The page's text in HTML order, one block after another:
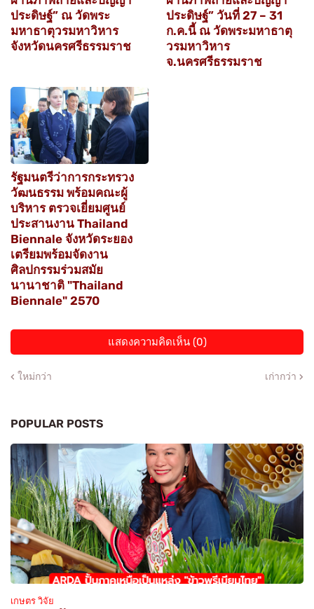
ประดิษฐ์” ณ วัดพระ
มหาธาตุวรมหาวิหาร
จังหวัดนครศรีธรรมราช
ประดิษฐ์” วันที่ 27 – 31
ก.ค.นี้ ณ วัดพระมหาธาตุ
วรมหาวิหาร
จ.นครศรีธรรมราช
รัฐมนตรีว่าการกระทรวง
วัฒนธรรม พร้อมคณะผู้
บริหาร ตรวจเยี่ยมศูนย์
ประสานงาน Thailand
Biennale จังหวัดระยอง
เตรียมพร้อมจัดงาน
ศิลปกรรมร่วมสมัย
นานาชาติ "Thailand
Biennale" 2570
แสดงความคิดเห็น (0)
ใหม่กว่า เก่ากว่า
POPULAR POSTS
เกษตร วิจัย